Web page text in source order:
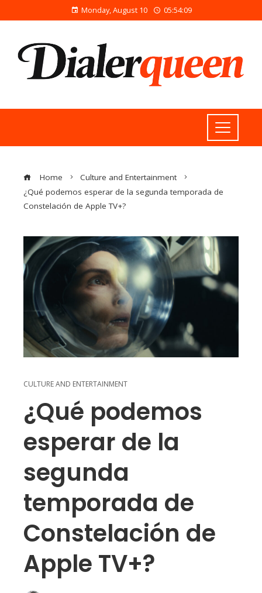
Monday, August 10 05:54:09
Home
Culture and Entertainment
¿Qué podemos esperar de la segunda temporada de
Constelación de Apple TV+?
CULTURE AND ENTERTAINMENT
¿Qué podemos
esperar de la
segunda
temporada de
Constelación de
Apple TV+?